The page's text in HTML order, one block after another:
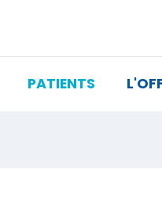
PATIENTS